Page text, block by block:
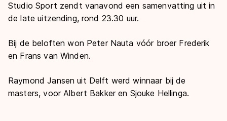
Studio Sport zendt vanavond een samenvatting uit in
de late uitzending, rond 23.30 uur.
Bij de beloften won Peter Nauta vóór broer Frederik
en Frans van Winden.
Raymond Jansen uit Delft werd winnaar bij de
masters, voor Albert Bakker en Sjouke Hellinga.